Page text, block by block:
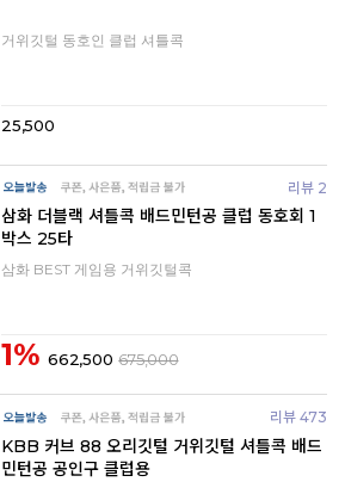
거위깃털 동호인 클럽 셔틀콕
25,500
리뷰 2
삼화 더블랙 셔틀콕 배드민턴공 클럽 동호회 1
박스 25타
삼화 BEST 게임용 거위깃털콕
1% 662,500 675,000
리뷰 473
KBB 커브 88 오리깃털 거위깃털 셔틀콕 배드
민턴공 공인구 클럽용